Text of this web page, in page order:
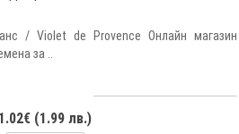
/ Violet de Provence Онлайн магазин
за ..
1.02€ (1.99 лв.)